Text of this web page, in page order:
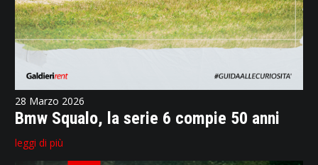
28 Marzo 2026
Bmw Squalo, la serie 6 compie 50 anni
leggi di più